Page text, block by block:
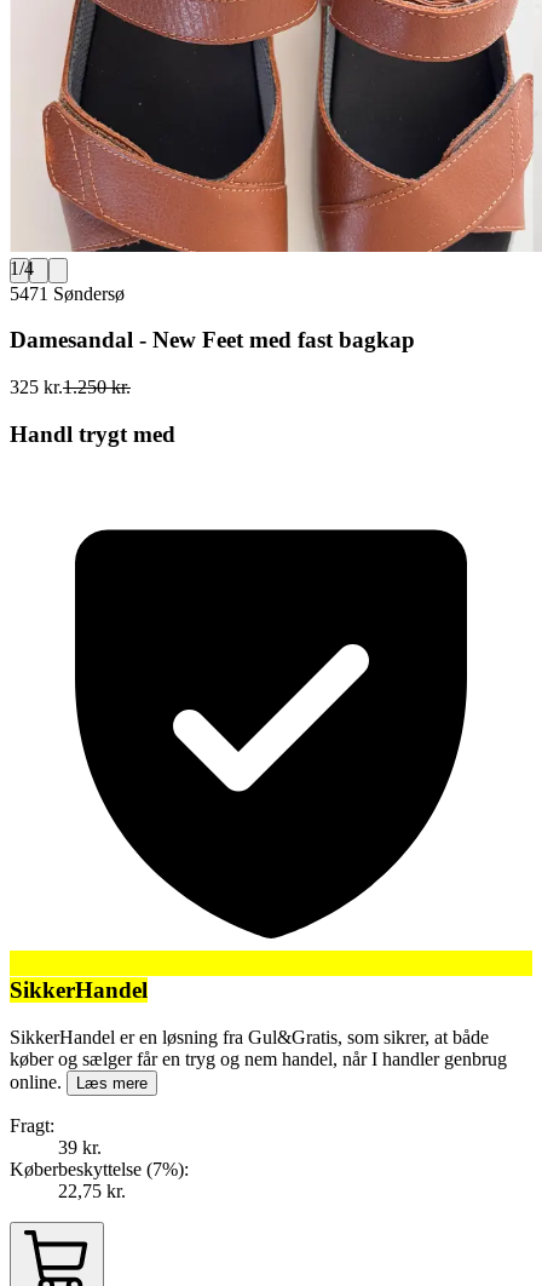
1/4
5471 Søndersø
Damesandal - New Feet med fast bagkap
325 kr.1.250 kr.
Handl trygt med
SikkerHandel
SikkerHandel er en løsning fra Gul&Gratis, som sikrer, at både
køber og sælger får en tryg og nem handel, når I handler genbrug
online.
Læs mere
Fragt:
39 kr.
Køberbeskyttelse (7%):
22,75 kr.